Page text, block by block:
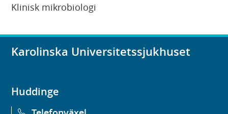
Klinisk mikrobiologi
Karolinska Universitetssjukhuset
Huddinge